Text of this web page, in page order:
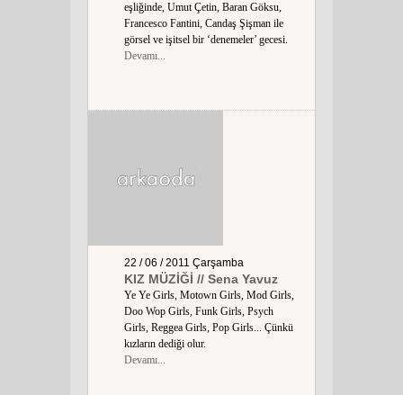
eşliğinde, Umut Çetin, Baran Göksu,
Francesco Fantini, Candaş Şişman ile
görsel ve işitsel bir ‘denemeler’ gecesi.
Devamı...
22 / 06 / 2011 Çarşamba
KIZ MÜZİĞİ // Sena Yavuz
Ye Ye Girls, Motown Girls, Mod Girls,
Doo Wop Girls, Funk Girls, Psych
Girls, Reggea Girls, Pop Girls... Çünkü
kızların dediği olur.
Devamı...